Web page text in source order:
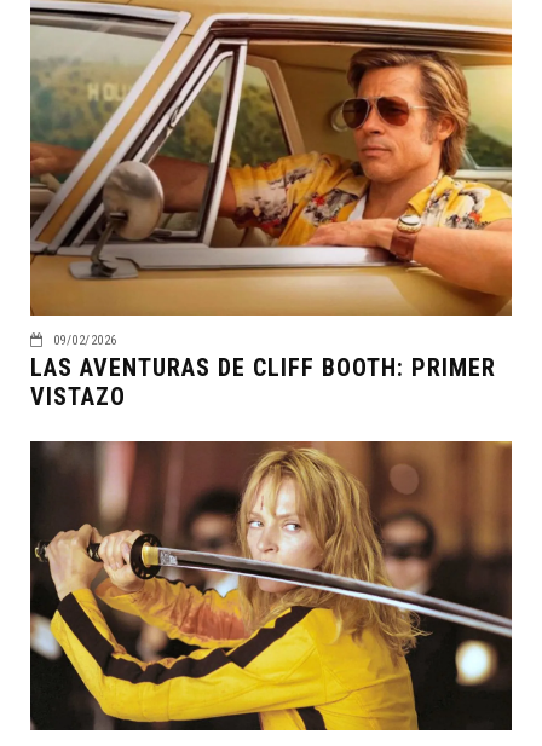
09/02/2026
LAS AVENTURAS DE CLIFF BOOTH: PRIMER
VISTAZO